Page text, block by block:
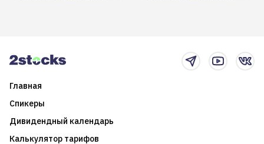
Главная
Спикеры
Дивидендный календарь
Калькулятор тарифов